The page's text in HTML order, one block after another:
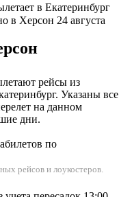
в Екатеринбург
в Херсон 24 августа
рейсы из
Указаны все
на данном
дни.
по
рейсов и лоукостеров.